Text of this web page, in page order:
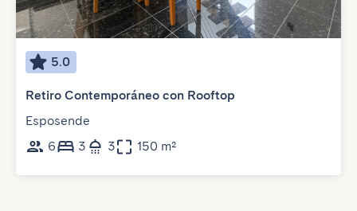
5.0
Retiro Contemporáneo con Rooftop
Esposende
6
3 3 150 m²